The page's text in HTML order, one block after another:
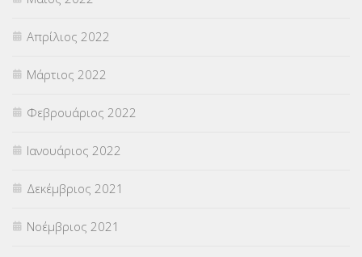
Απρίλιος 2022
Μάρτιος 2022
Φεβρουάριος 2022
Ιανουάριος 2022
Δεκέμβριος 2021
Νοέμβριος 2021